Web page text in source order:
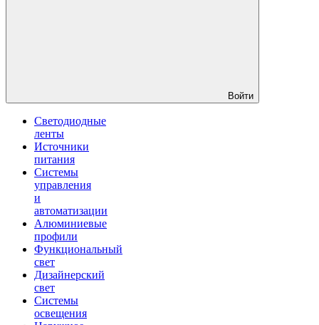
Войти
Светодиодные
ленты
Источники
питания
Системы
управления
и
автоматизации
Алюминиевые
профили
Функциональный
свет
Дизайнерский
свет
Системы
освещения